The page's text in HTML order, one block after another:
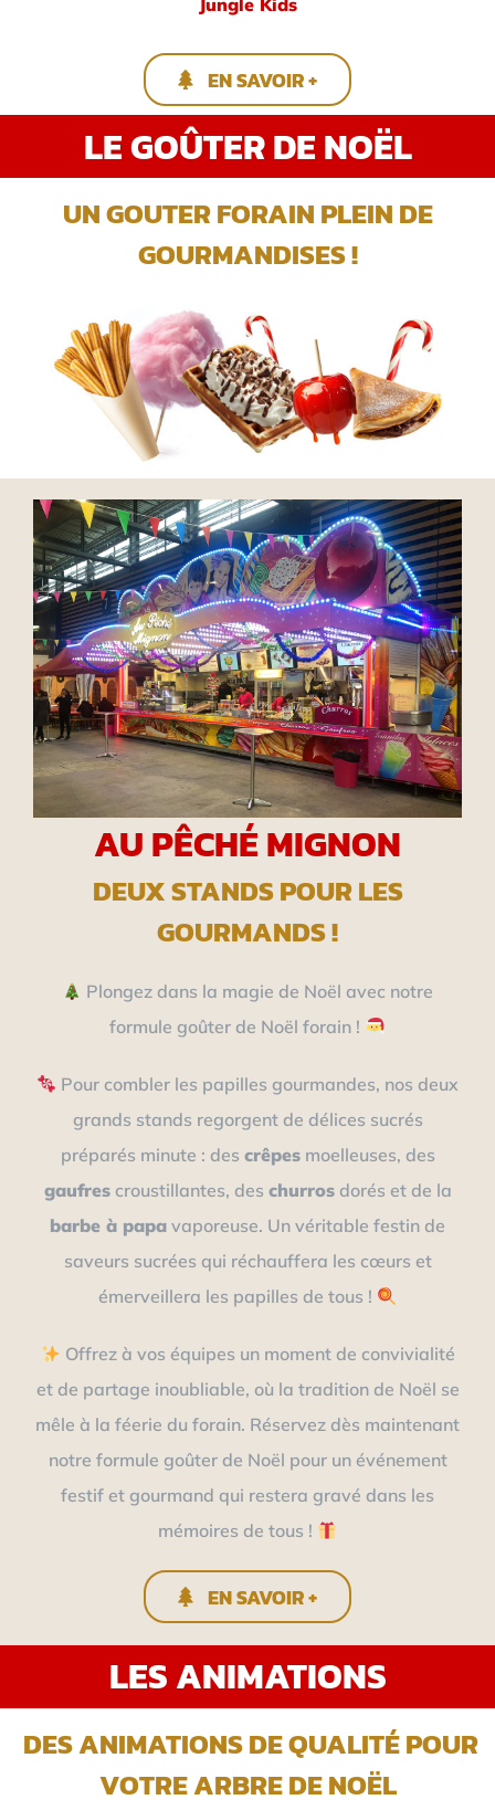
Jungle Kids
EN SAVOIR +
LE GOÛTER DE NOËL
UN GOUTER FORAIN PLEIN DE
GOURMANDISES !
AU PÊCHÉ MIGNON
DEUX STANDS POUR LES
GOURMANDS !
Plongez dans la magie de Noël avec notre
formule goûter de Noël forain !
Pour combler les papilles gourmandes, nos deux
grands stands regorgent de délices sucrés
préparés minute : des crêpesmoelleuses, des
gaufrescroustillantes, des churrosdorés et de la
barbe à papa vaporeuse. Un véritable festin de
saveurs sucrées qui réchauffera les cœurs et
émerveillera les papilles de tous !
Offrez à vos équipes un moment de convivialité
et de partage inoubliable, où la tradition de Noël se
mêle à la féerie du forain. Réservez dès maintenant
notre formule goûter de Noël pour un événement
festif et gourmand qui restera gravé dans les
mémoires de tous !
EN SAVOIR +
LES ANIMATIONS
DES ANIMATIONS DE QUALITÉ POUR
VOTRE ARBRE DE NOËL